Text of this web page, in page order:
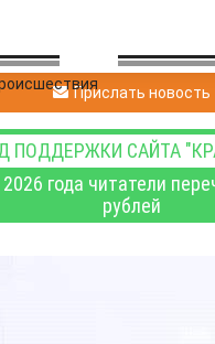
Прислать новость
ПОДДЕРЖКИ САЙТА
года читатели
рублей